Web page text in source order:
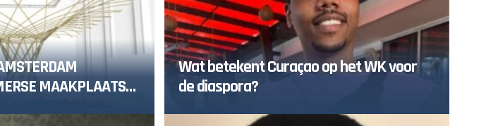
MAAKPLAATS
Wat betekent Curaçao op het WK voor
de diaspora?